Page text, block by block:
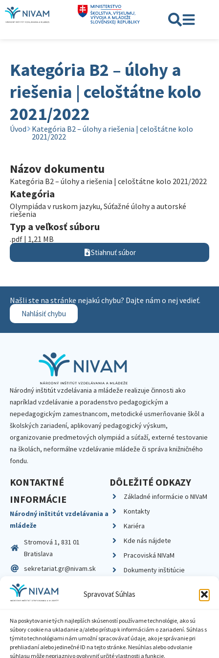
Spravovať Súhlas
Na poskytovanie tých najlepších skúseností používame technológie, ako sú
súbory cookie na ukladanie a/alebo prístup k informáciám o zariadení. Súhlas s
týmito technológiami nám umožní spracovávať údaje, ako je správanie pri
prehliadaní alebo jedinečné ID na tejto stránke. Nesúhlas alebo odvolanie
súhlasu môže nepriaznivo ovplyvniť určité vlastnosti a funkcie.
Kategória B2 – úlohy a
riešenia | celoštátne kolo
2021/2022
Úvod
Kategória B2 – úlohy a riešenia | celoštátne kolo
2021/2022
Názov dokumentu
Kategória B2 – úlohy a riešenia | celoštátne kolo 2021/2022
Kategória
Olympiáda v ruskom jazyku, Súťažné úlohy a autorské
riešenia
Typ a veľkosť súboru
.pdf | 1,21 MB
Stiahnuť súbor
Našli ste na stránke nejakú chybu? Dajte nám o nej vedieť.
Nahlásiť chybu
Národný inštitút vzdelávania a mládeže realizuje činnosti ako
napríklad vzdelávanie a poradenstvo pedagogickým a
nepedagogickým zamestnancom, metodické usmerňovanie škôl a
školských zariadení, aplikovaný pedagogický výskum,
organizovanie predmetových olympiád a súťaží, externé testovanie
na školách, neformálne vzdelávanie mládeže či správa knižničného
fondu.
KONTAKTNÉ
INFORMÁCIE
Národný inštitút vzdelávania a
mládeže
Stromová 1, 831 01
Bratislava
sekretariat.gr@nivam.sk
IČO: 00164348
DIČ: 2020798714
DÔLEŽITÉ ODKAZY
Základné informácie o NIVaM
Kontakty
Kariéra
Kde nás nájdete
Pracoviská NIVaM
Dokumenty inštitúcie
Zásady ochrany súkromia